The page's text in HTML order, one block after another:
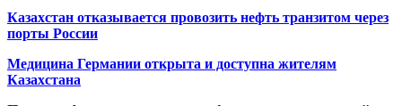
Казахстан отказывается провозить нефть транзитом через
порты России
Медицина Германии открыта и доступна жителям
Казахстана